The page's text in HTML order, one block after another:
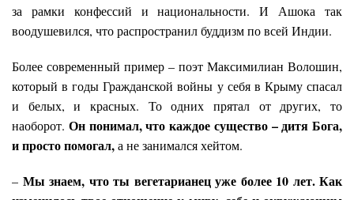
за рамки конфессий и национальности. И Ашока так
воодушевился, что распространил буддизм по всей Индии.
Более современный пример – поэт Максимилиан Волошин,
который в годы Гражданской войны у себя в Крыму спасал
и белых, и красных. То одних прятал от других, то
наоборот. Он понимал, что каждое существо – дитя Бога,
и просто помогал,а не занимался хейтом.
– Мы знаем, что ты вегетарианец уже более 10 лет. Как